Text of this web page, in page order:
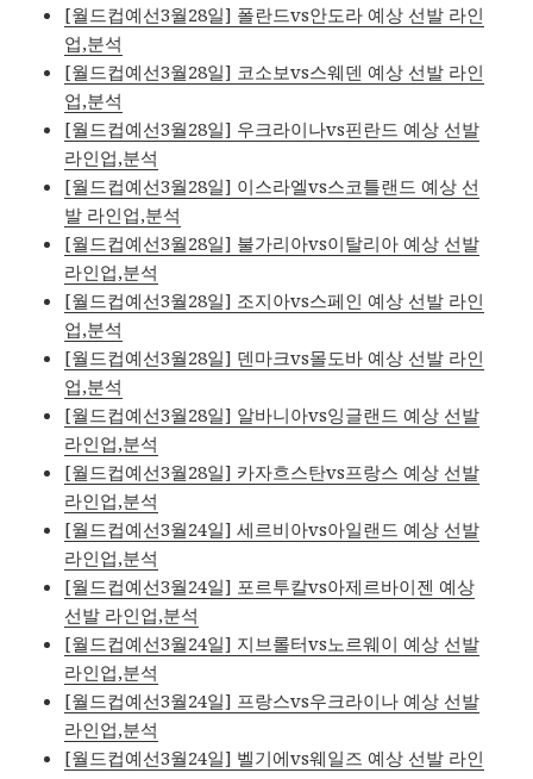
[월드컵예선3월28일] 폴란드vs안도라 예상 선발 라인
업,분석
[월드컵예선3월28일] 코소보vs스웨덴 예상 선발 라인
업,분석
[월드컵예선3월28일] 우크라이나vs핀란드 예상 선발
라인업,분석
[월드컵예선3월28일] 이스라엘vs스코틀랜드 예상 선
발 라인업,분석
[월드컵예선3월28일] 불가리아vs이탈리아 예상 선발
라인업,분석
[월드컵예선3월28일] 조지아vs스페인 예상 선발 라인
업,분석
[월드컵예선3월28일] 덴마크vs몰도바 예상 선발 라인
업,분석
[월드컵예선3월28일] 알바니아vs잉글랜드 예상 선발
라인업,분석
[월드컵예선3월28일] 카자흐스탄vs프랑스 예상 선발
라인업,분석
[월드컵예선3월24일] 세르비아vs아일랜드 예상 선발
라인업,분석
[월드컵예선3월24일] 포르투칼vs아제르바이젠 예상
선발 라인업,분석
[월드컵예선3월24일] 지브롤터vs노르웨이 예상 선발
라인업,분석
[월드컵예선3월24일] 프랑스vs우크라이나 예상 선발
라인업,분석
[월드컵예선3월24일] 벨기에vs웨일즈 예상 선발 라인